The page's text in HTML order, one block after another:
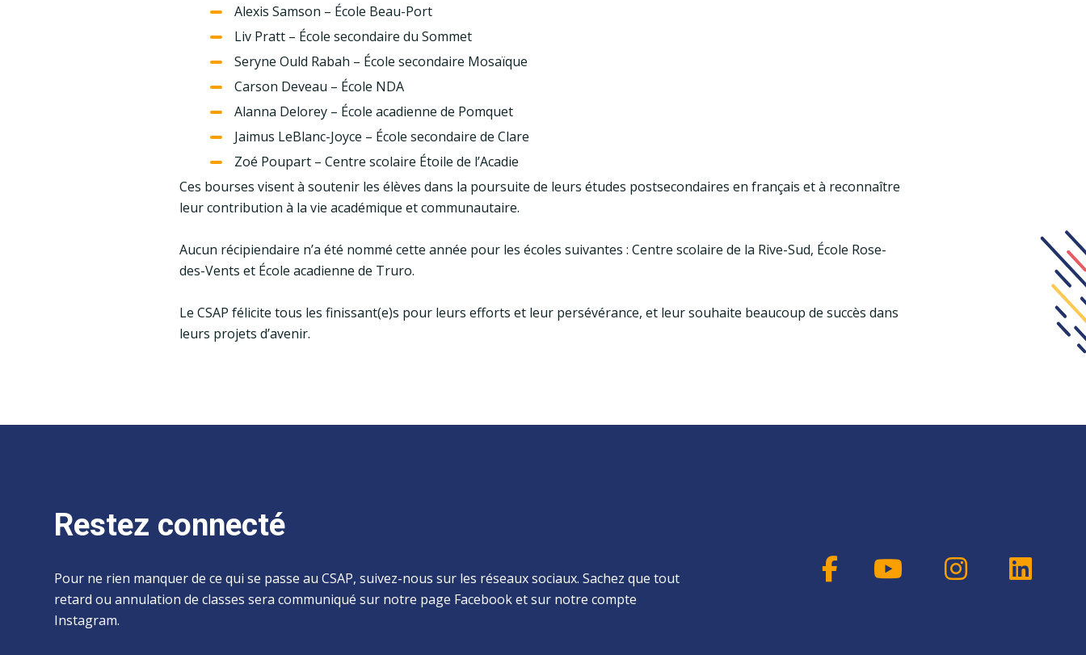
Alexis Samson – École Beau-Port
Liv Pratt – École secondaire du Sommet
Seryne Ould Rabah – École secondaire Mosaïque
Carson Deveau – École NDA
Alanna Delorey – École acadienne de Pomquet
Jaimus LeBlanc-Joyce – École secondaire de Clare
Zoé Poupart – Centre scolaire Étoile de l’Acadie
Ces bourses visent à soutenir les élèves dans la poursuite de leurs études postsecondaires en français et à reconnaître
leur contribution à la vie académique et communautaire.
Aucun récipiendaire n’a été nommé cette année pour les écoles suivantes : Centre scolaire de la Rive-Sud, École Rose-
des-Vents et École acadienne de Truro.
Le CSAP félicite tous les finissant(e)s pour leurs efforts et leur persévérance, et leur souhaite beaucoup de succès dans
leurs projets d’avenir.
Restez connecté
Pour ne rien manquer de ce qui se passe au CSAP, suivez-nous sur les réseaux sociaux. Sachez que tout
retard ou annulation de classes sera communiqué sur notre page Facebook et sur notre compte
Instagram.